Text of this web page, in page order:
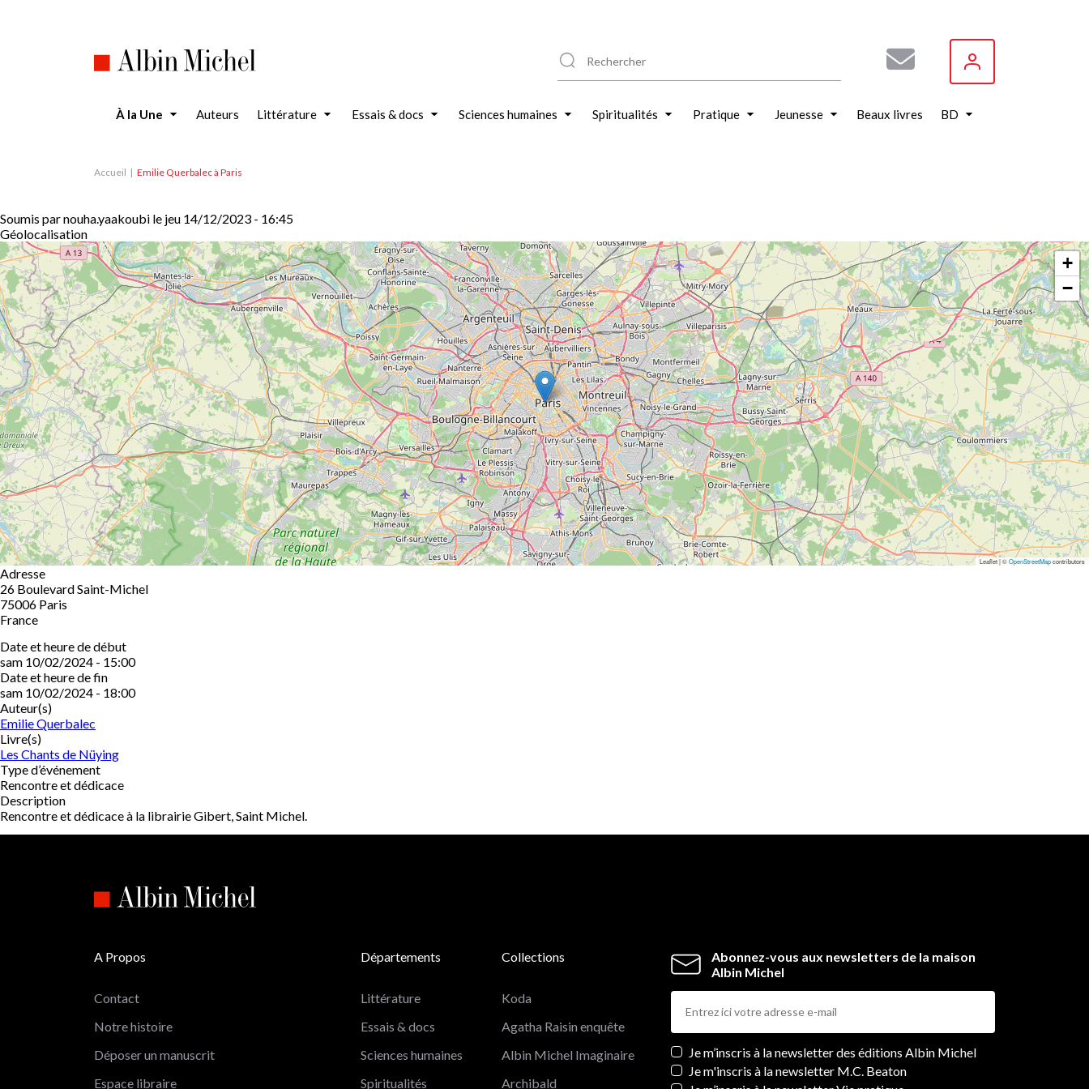
À la Une Auteurs Littérature Essais & docs Sciences humaines Spiritualités Pratique Jeunesse Beaux livres BD
Accueil Emilie Querbalec à Paris
Soumis parnouha.yaakoubi le jeu 14/12/2023 - 16:45
Géolocalisation
+
−
Leaflet | ©OpenStreetMapcontributors
Adresse
26 Boulevard Saint-Michel
75006 Paris
France
Date et heure de début
sam 10/02/2024 - 15:00
Date et heure de fin
sam 10/02/2024 - 18:00
Auteur(s)
Emilie Querbalec
Livre(s)
Les Chants de Nüying
Type d’événement
Rencontre et dédicace
Description
Rencontre et dédicace à la librairie Gibert, Saint Michel.
Abonnez-vous aux newsletters de la maison
Albin Michel
Newsletters
Je m’inscris à la newsletter des éditions Albin Michel
Je m'inscris à la newsletter M.C. Beaton
A Propos
Contact
Notre histoire
Déposer un manuscrit
Espace libraire
Départements
Littérature
Essais & docs
Sciences humaines
Spiritualités
Collections
Koda
Agatha Raisin enquête
Albin Michel Imaginaire
Archibald